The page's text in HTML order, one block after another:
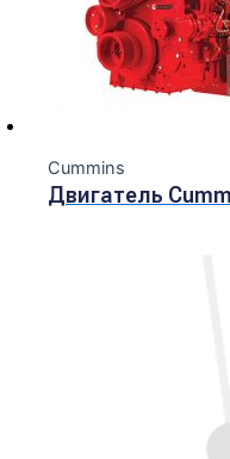
Cummins
Двигатель